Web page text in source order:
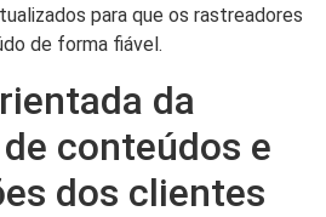
para que os rastreadores
de forma fiável.
da
conteúdos e
dos clientes